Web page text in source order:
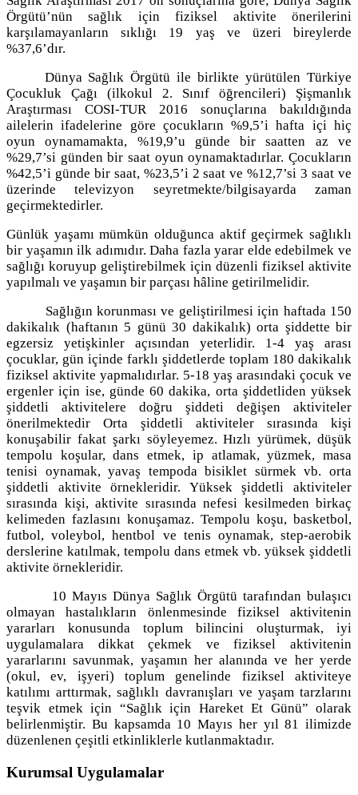
Örgütü’nün sağlık için fiziksel aktivite önerilerini
karşılamayanların sıklığı 19 yaş ve üzeri bireylerde
%37,6’dır.
Dünya Sağlık Örgütü ile birlikte yürütülen Türkiye
Çocukluk Çağı (ilkokul 2. Sınıf öğrencileri) Şişmanlık
Araştırması COSI-TUR 2016 sonuçlarına bakıldığında
ailelerin ifadelerine göre çocukların %9,5’i hafta içi hiç
oyun oynamamakta, %19,9’u günde bir saatten az ve
%29,7’si günden bir saat oyun oynamaktadırlar. Çocukların
%42,5’i günde bir saat, %23,5’i 2 saat ve %12,7’si 3 saat ve
üzerinde televizyon seyretmekte/bilgisayarda zaman
geçirmektedirler.
Günlük yaşamı mümkün olduğunca aktif geçirmek sağlıklı
bir yaşamın ilk adımıdır. Daha fazla yarar elde edebilmek ve
sağlığı koruyup geliştirebilmek için düzenli fiziksel aktivite
yapılmalı ve yaşamın bir parçası hâline getirilmelidir.
Sağlığın korunması ve geliştirilmesi için haftada 150
dakikalık (haftanın 5 günü 30 dakikalık) orta şiddette bir
egzersiz yetişkinler açısından yeterlidir. 1-4 yaş arası
çocuklar, gün içinde farklı şiddetlerde toplam 180 dakikalık
fiziksel aktivite yapmalıdırlar. 5-18 yaş arasındaki çocuk ve
ergenler için ise, günde 60 dakika, orta şiddetliden yüksek
şiddetli aktivitelere doğru şiddeti değişen aktiviteler
önerilmektedir Orta şiddetli aktiviteler sırasında kişi
konuşabilir fakat şarkı söyleyemez. Hızlı yürümek, düşük
tempolu koşular, dans etmek, ip atlamak, yüzmek, masa
tenisi oynamak, yavaş tempoda bisiklet sürmek vb. orta
şiddetli aktivite örnekleridir. Yüksek şiddetli aktiviteler
sırasında kişi, aktivite sırasında nefesi kesilmeden birkaç
kelimeden fazlasını konuşamaz. Tempolu koşu, basketbol,
futbol, voleybol, hentbol ve tenis oynamak, step-aerobik
derslerine katılmak, tempolu dans etmek vb. yüksek şiddetli
aktivite örnekleridir.
10 Mayıs Dünya Sağlık Örgütü tarafından bulaşıcı
olmayan hastalıkların önlenmesinde fiziksel aktivitenin
yararları konusunda toplum bilincini oluşturmak, iyi
uygulamalara dikkat çekmek ve fiziksel aktivitenin
yararlarını savunmak, yaşamın her alanında ve her yerde
(okul, ev, işyeri) toplum genelinde fiziksel aktiviteye
katılımı arttırmak, sağlıklı davranışları ve yaşam tarzlarını
teşvik etmek için “Sağlık için Hareket Et Günü” olarak
belirlenmiştir. Bu kapsamda 10 Mayıs her yıl 81 ilimizde
düzenlenen çeşitli etkinliklerle kutlanmaktadır.
Kurumsal Uygulamalar